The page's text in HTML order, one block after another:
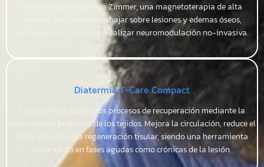
Nuestra superinductiva Zimmer, una magnetoterapia de alta
energía, nos permite trabajar sobre lesiones y edemas óseos,
cartílagos, etc., así como realizar neuromodulación no-invasiva.
Diatermia T-Care Compact
La diatermia acelera los procesos de recuperación mediante la
estimulación profunda de los tejidos. Mejora la circulación, reduce el
dolor y favorece la regeneración tisular, siendo una herramienta
clave tanto en fases agudas como crónicas de la lesión.